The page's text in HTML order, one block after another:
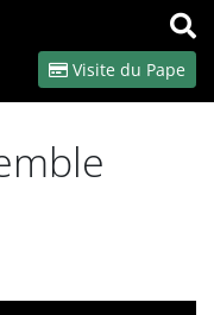
OK
Visite du Pape